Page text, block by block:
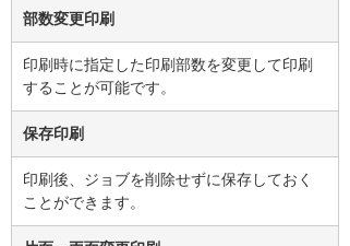
部数変更印刷
印刷時に指定した印刷部数を変更して印刷
することが可能です。
保存印刷
印刷後、ジョブを削除せずに保存しておく
ことができます。